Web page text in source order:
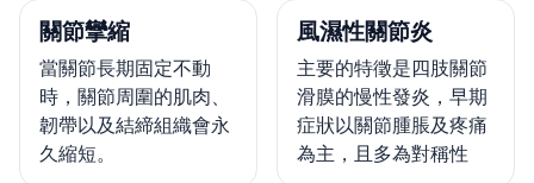
關節攣縮
當關節長期固定不動
時，關節周圍的肌肉、
韌帶以及結締組織會永
久縮短。
風濕性關節炎
主要的特徵是四肢關節
滑膜的慢性發炎，早期
症狀以關節腫脹及疼痛
為主，且多為對稱性